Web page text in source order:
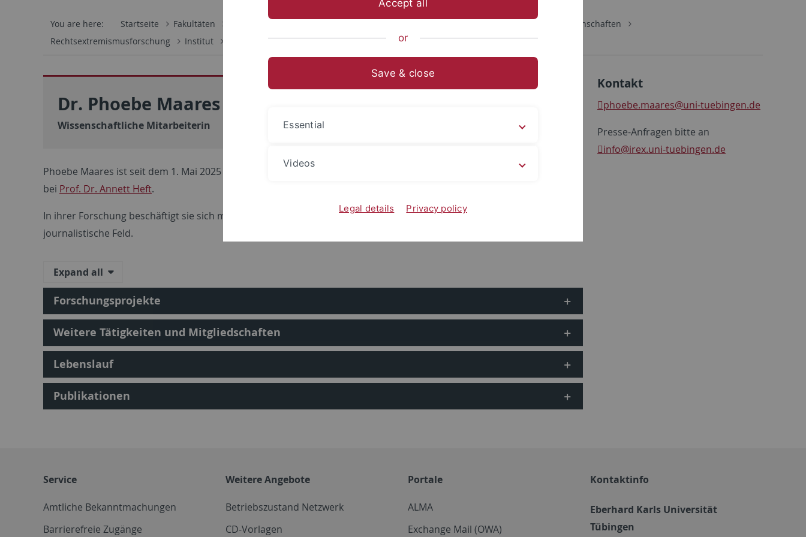
You are here: Startseite Fakultäten
Fachbereich Sozialwissenschaften
Rechtsextremismusforschung
Institut
Dr. Phoebe Maares
Wissenschaftliche Mitarbeiterin
Phoebe Maares ist seit dem 1. Mai 2025 wissenschaftliche Mitarbeiterin am IRex im Bereich Medien und Öffentlichkeit
bei Prof. Dr. Annett Heft.
In ihrer Forschung beschäftigt sie sich mit peripheren Akteur*innen im Journalismus und ihren Einflüssen auf das
journalistische Feld.
Expand all
Forschungsprojekte
Weitere Tätigkeiten und Mitgliedschaften
Lebenslauf
Publikationen
Kontakt
phoebe.maares@uni-tuebingen.de
Presse-Anfragen bitte an
info@irex.uni-tuebingen.de
Service
Amtliche Bekanntmachungen
Barrierefreie Zugänge
Weitere Angebote
Betriebszustand Netzwerk
CD-Vorlagen
Portale
ALMA
Exchange Mail (OWA)
Kontaktinfo
Eberhard Karls Universität
Tübingen
Accept all
or
Save & close
Essential
Videos
Legal details Privacy policy